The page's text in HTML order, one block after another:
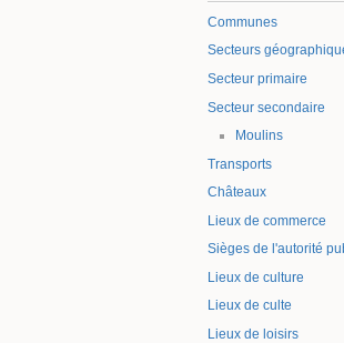
Communes
Secteurs
Secteur primaire
Secteur secondaire
Moulins
Transports
Châteaux
Lieux de commerce
Sièges de l'autorité
Lieux de culture
Lieux de culte
Lieux de loisirs